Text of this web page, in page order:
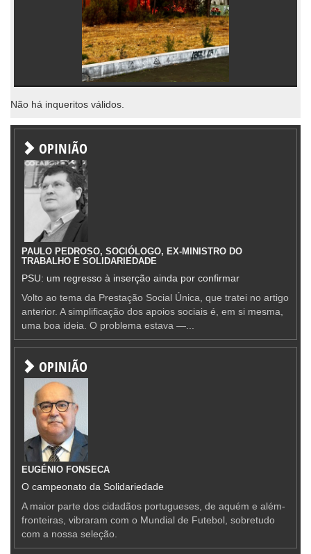
Não há inqueritos válidos.
OPINIÃO
PAULO PEDROSO, SOCIÓLOGO, EX-MINISTRO DO
TRABALHO E SOLIDARIEDADE
PSU: um regresso à inserção ainda por confirmar
Volto ao tema da Prestação Social Única, que tratei no artigo
anterior. A simplificação dos apoios sociais é, em si mesma,
uma boa ideia. O problema estava —...
OPINIÃO
EUGÉNIO FONSECA
O campeonato da Solidariedade
A maior parte dos cidadãos portugueses, de aquém e além-
fronteiras, vibraram com o Mundial de Futebol, sobretudo
com a nossa seleção.